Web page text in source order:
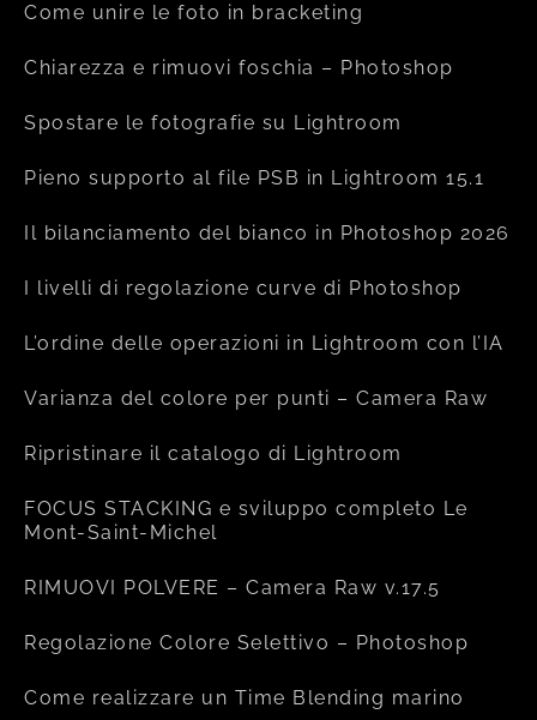
Come unire le foto in bracketing
Chiarezza e rimuovi foschia – Photoshop
Spostare le fotografie su Lightroom
Pieno supporto al file PSB in Lightroom 15.1
Il bilanciamento del bianco in Photoshop 2026
I livelli di regolazione curve di Photoshop
L’ordine delle operazioni in Lightroom con l’IA
Varianza del colore per punti – Camera Raw
Ripristinare il catalogo di Lightroom
FOCUS STACKING e sviluppo completo Le
Mont-Saint-Michel
RIMUOVI POLVERE – Camera Raw v.17.5
Regolazione Colore Selettivo – Photoshop
Come realizzare un Time Blending marino